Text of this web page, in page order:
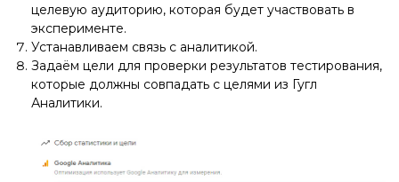
целевую аудиторию, которая будет участвовать в
эксперименте.
Устанавливаем связь с аналитикой.
Задаём цели для проверки результатов тестирования,
которые должны совпадать с целями из Гугл
Аналитики.